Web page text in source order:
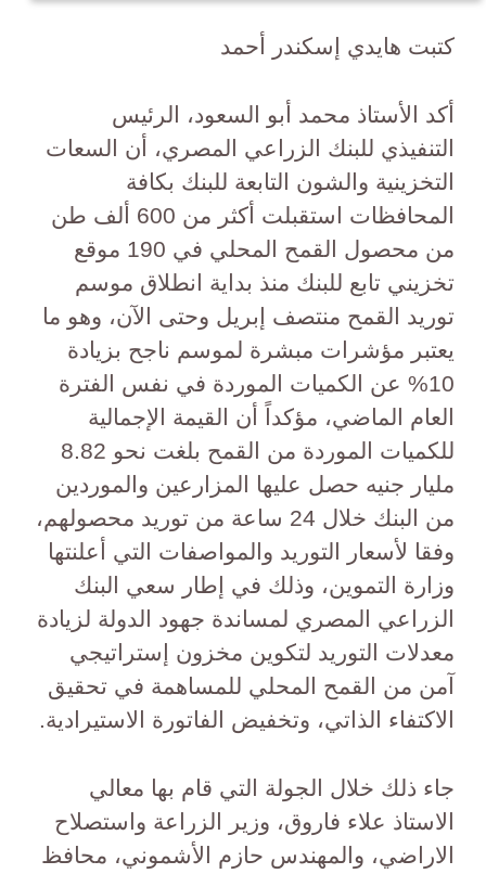
كتبت هايدي إسكندر أحمد
أكد الأستاذ محمد أبو السعود، الرئيس
التنفيذي للبنك الزراعي المصري، أن السعات
التخزينية والشون التابعة للبنك بكافة
المحافظات استقبلت أكثر من 600 ألف طن
من محصول القمح المحلي في 190 موقع
تخزيني تابع للبنك منذ بداية انطلاق موسم
توريد القمح منتصف إبريل وحتى الآن، وهو ما
يعتبر مؤشرات مبشرة لموسم ناجح بزيادة
10% عن الكميات الموردة في نفس الفترة
العام الماضي، مؤكداً أن القيمة الإجمالية
للكميات الموردة من القمح بلغت نحو 8.82
مليار جنيه حصل عليها المزارعين والموردين
من البنك خلال 24 ساعة من توريد محصولهم،
وفقا لأسعار التوريد والمواصفات التي أعلنتها
وزارة التموين، وذلك في إطار سعي البنك
الزراعي المصري لمساندة جهود الدولة لزيادة
معدلات التوريد لتكوين مخزون إستراتيجي
آمن من القمح المحلي للمساهمة في تحقيق
الاكتفاء الذاتي، وتخفيض الفاتورة الاستيرادية.
جاء ذلك خلال الجولة التي قام بها معالي
الاستاذ علاء فاروق، وزير الزراعة واستصلاح
الاراضي، والمهندس حازم الأشموني، محافظ